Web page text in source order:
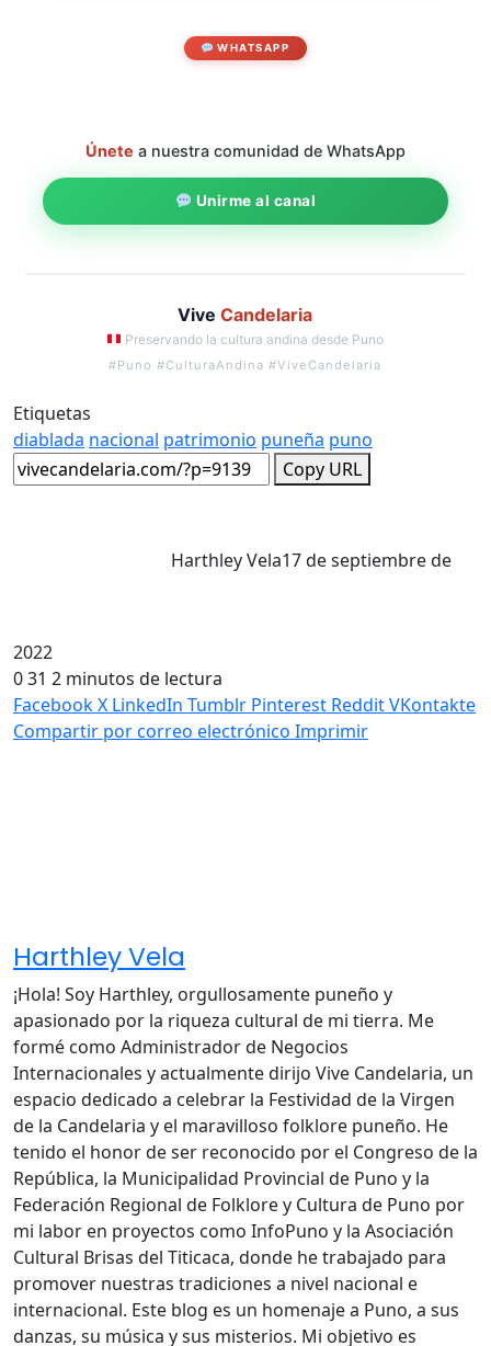
WHATSAPP
Únete a nuestra comunidad de WhatsApp
Unirme al canal
ViveCandelaria
Preservando la cultura andina desde Puno
#Puno #CulturaAndina #ViveCandelaria
Etiquetas
diablada nacional patrimonio puneña puno
Copy URL
Harthley Vela17 de septiembre de
2022
031 2 minutos de lectura
FacebookX LinkedIn Tumblr Pinterest RedditVKontakte
Compartir por correo electrónico Imprimir
Harthley Vela
¡Hola! Soy Harthley, orgullosamente puneño y
apasionado por la riqueza cultural de mi tierra. Me
formé como Administrador de Negocios
Internacionales y actualmente dirijo Vive Candelaria, un
espacio dedicado a celebrar la Festividad de la Virgen
de la Candelaria y el maravilloso folklore puneño. He
tenido el honor de ser reconocido por el Congreso de la
República, la Municipalidad Provincial de Puno y la
Federación Regional de Folklore y Cultura de Puno por
mi labor en proyectos como InfoPuno y la Asociación
Cultural Brisas del Titicaca, donde he trabajado para
promover nuestras tradiciones a nivel nacional e
internacional. Este blog es un homenaje a Puno, a sus
danzas, su música y sus misterios. Mi objetivo es